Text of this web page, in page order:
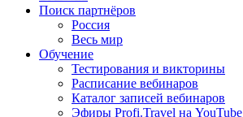
Поиск партнёров
Россия
Весь мир
Обучение
Тестирования и викторины
Расписание вебинаров
Каталог записей вебинаров
Эфиры Profi.Travel на YouTube